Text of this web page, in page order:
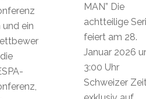
MAN” Die
achtteilige
feiert am 28.
Januar 2026
3:00 Uhr
Schweizer
und ein